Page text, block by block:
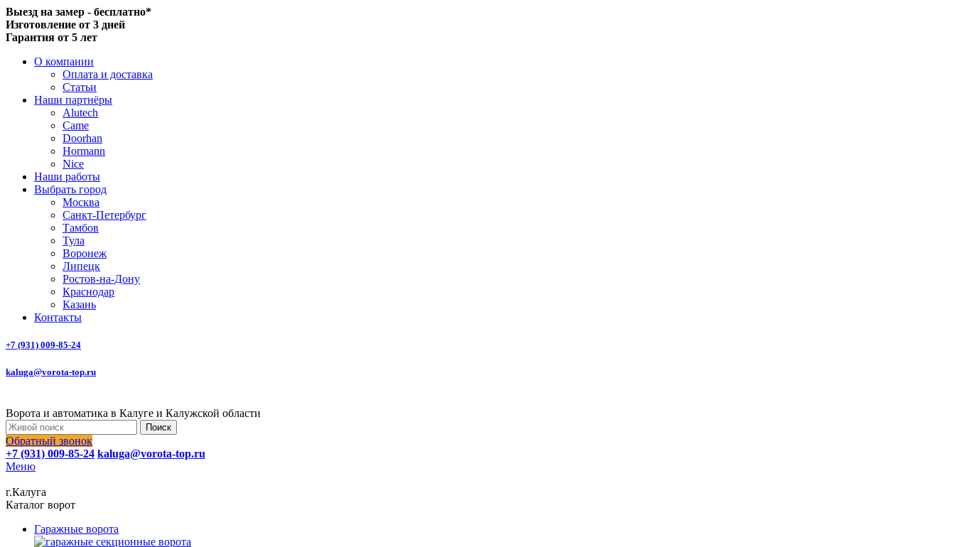
Выезд на замер - бесплатно*
Изготовление от 3 дней
Гарантия от 5 лет
О компании
Оплата и доставка
Статьи
Наши партнёры
Alutech
Came
Doorhan
Hormann
Nice
Наши работы
Выбрать город
Москва
Санкт-Петербург
Тамбов
Тула
Воронеж
Липецк
Ростов-на-Дону
Краснодар
Казань
Контакты
+7 (931) 009-85-24
kaluga@vorota-top.ru
Ворота и автоматика в Калуге и Калужской области
Поиск
Обратный звонок
+7 (931) 009-85-24 kaluga@vorota-top.ru
Меню
г.Калуга
Каталог ворот
Гаражные ворота